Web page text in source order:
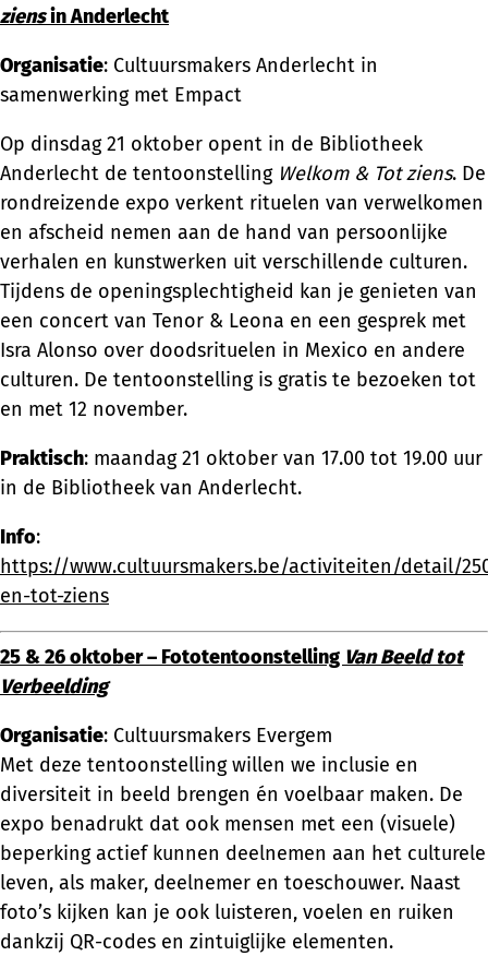
ziensin Anderlecht
Organisatie: Cultuursmakers Anderlecht in
samenwerking met Empact
Op dinsdag 21 oktober opent in de Bibliotheek
Anderlecht de tentoonstelling Welkom & Tot ziens. De
rondreizende expo verkent rituelen van verwelkomen
en afscheid nemen aan de hand van persoonlijke
verhalen en kunstwerken uit verschillende culturen.
Tijdens de openingsplechtigheid kan je genieten van
een concert van Tenor & Leona en een gesprek met
Isra Alonso over doodsrituelen in Mexico en andere
culturen. De tentoonstelling is gratis te bezoeken tot
en met 12 november.
Praktisch: maandag 21 oktober van 17.00 tot 19.00 uur
in de Bibliotheek van Anderlecht.
Info:
https://www.cultuursmakers.be/activiteiten/detail/
en-tot-ziens
25 & 26 oktober – Fototentoonstelling Van Beeld tot
Verbeelding
Organisatie: Cultuursmakers Evergem
Met deze tentoonstelling willen we inclusie en
diversiteit in beeld brengen én voelbaar maken. De
expo benadrukt dat ook mensen met een (visuele)
beperking actief kunnen deelnemen aan het culturele
leven, als maker, deelnemer en toeschouwer. Naast
foto’s kijken kan je ook luisteren, voelen en ruiken
dankzij QR-codes en zintuiglijke elementen.